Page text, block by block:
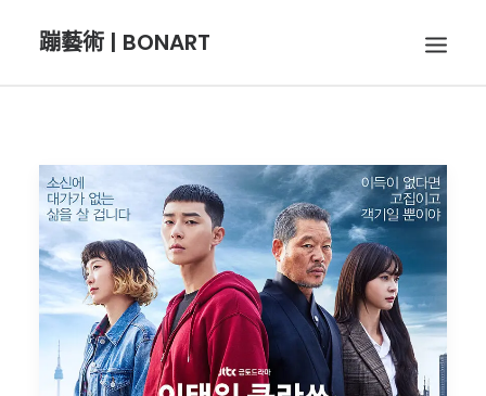
蹦藝術 | BONART
BON呼吸
BON攝影
BON插畫